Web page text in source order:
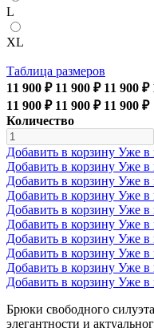
L
XL
Таблица размеров
11 900 ₽ 11 900 ₽ 11 900 ₽
11 900 ₽ 11 900 ₽ 11 900 ₽
Количество
Добавить в корзину Уже в
Добавить в корзину Уже в
Добавить в корзину Уже в
Добавить в корзину Уже в
Добавить в корзину Уже в
Добавить в корзину Уже в
Добавить в корзину Уже в
Добавить в корзину Уже в
Добавить в корзину Уже в
Добавить в корзину Уже в
Брюки свободного
элегантности и